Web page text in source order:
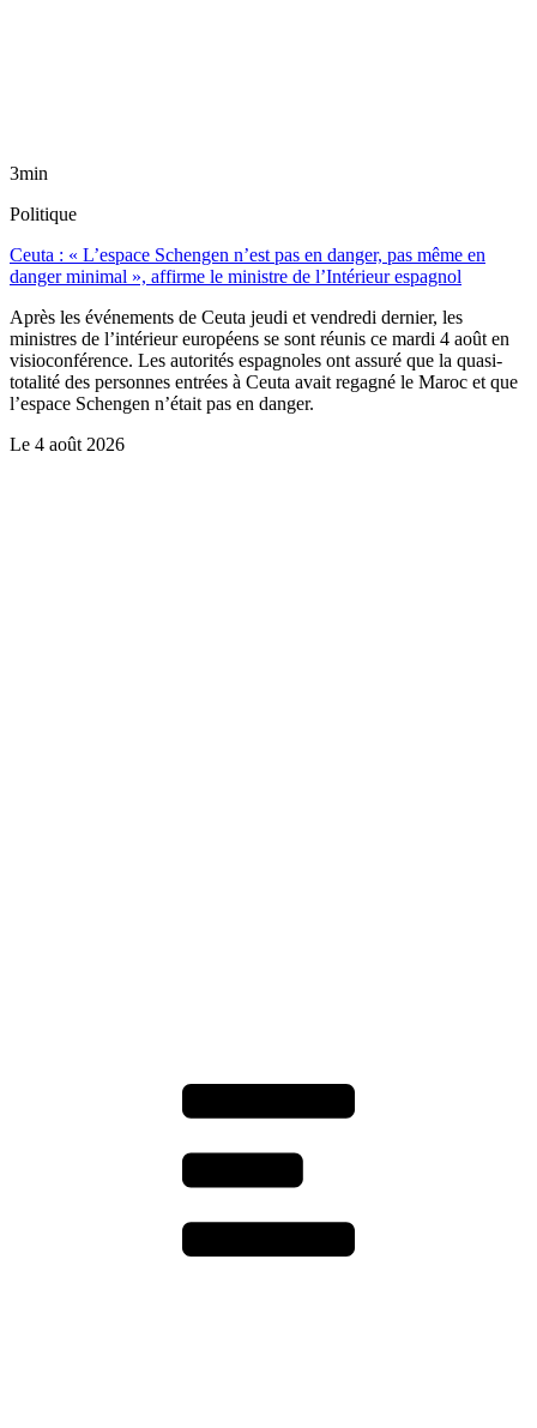
3min
Politique
Ceuta : « L’espace Schengen n’est pas en danger, pas même en
danger minimal », affirme le ministre de l’Intérieur espagnol
Après les événements de Ceuta jeudi et vendredi dernier, les
ministres de l’intérieur européens se sont réunis ce mardi 4 août en
visioconférence. Les autorités espagnoles ont assuré que la quasi-
totalité des personnes entrées à Ceuta avait regagné le Maroc et que
l’espace Schengen n’était pas en danger.
Le 4 août 2026